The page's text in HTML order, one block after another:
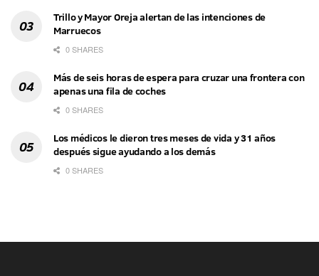
Trillo y Mayor Oreja alertan de las intenciones de
Marruecos
0 SHARES
Más de seis horas de espera para cruzar una frontera con
apenas una fila de coches
0 SHARES
Los médicos le dieron tres meses de vida y 31 años
después sigue ayudando a los demás
0 SHARES